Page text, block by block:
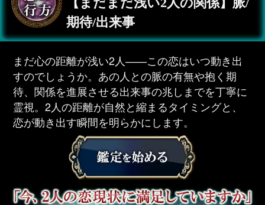
期待/出来事
まだ心の距離が浅い2人――この恋はいつ動き出
すのでしょうか。あの人との脈の有無や抱く期
待、関係を進展させる出来事の兆しまでを丁寧に
霊視。2人の距離が自然と縮まるタイミングと、
恋が動き出す瞬間を明らかにします。